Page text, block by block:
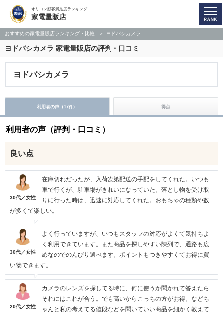
オリコン顧客満足度ランキング
家電量販店
おすすめの家電量販店ランキング・比較 ヨドバシカメラ
ヨドバシカメラ 家電量販店の評判・口コミ
ヨドバシカメラ
利用者の声（17件） 得点
利用者の声（評判・口コミ）
良い点
30代／女性
在庫切れだったが、入荷次第配送の手配をしてくれた。いつも
車で行くが、駐車場がきれいになっていた。落とし物を受け取
りに行った時は、迅速に対応してくれた。おもちゃの種類や数
が多くて楽しい。
30代／女性
よく行っていますが、いつもスタッフの対応がよくて気持ちよ
く利用できています。また商品を探しやすい陳列で、通路も広
めなのでのんびり選べます。ポイントもつきやすくてお得に買
い物できます。
20代／女性
カメラのレンズを探してる時に、何に使うか聞かれて答えたら
それにはこれが合う。でも高いからこっちの方がお得。などち
ゃんと私の考えてる値段などを聞いていい商品を細かく教えて